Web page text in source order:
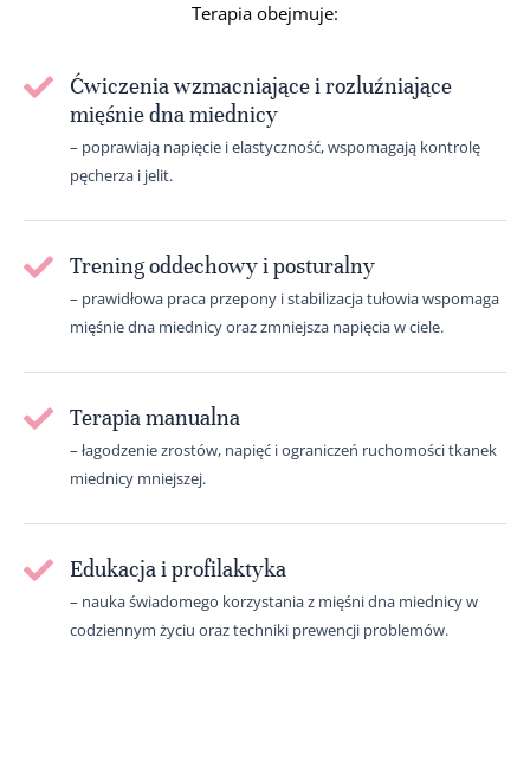
Terapia obejmuje:
Ćwiczenia wzmacniające i rozluźniające
mięśnie dna miednicy
– poprawiają napięcie i elastyczność, wspomagają kontrolę
pęcherza i jelit.
Trening oddechowy i posturalny
– prawidłowa praca przepony i stabilizacja tułowia wspomaga
mięśnie dna miednicy oraz zmniejsza napięcia w ciele.
Terapia manualna
– łagodzenie zrostów, napięć i ograniczeń ruchomości tkanek
miednicy mniejszej.
Edukacja i profilaktyka
– nauka świadomego korzystania z mięśni dna miednicy w
codziennym życiu oraz techniki prewencji problemów.